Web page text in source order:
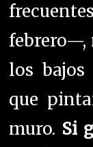
febrero—,
los bajos
que
muro. Si